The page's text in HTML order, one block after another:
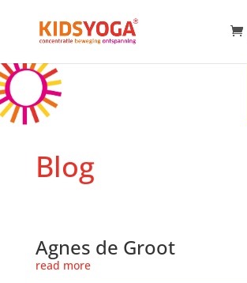
Blog
Agnes de Groot
read more